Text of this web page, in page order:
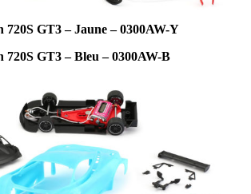
GT3 – Jaune – 0300AW-Y
GT3 – Bleu – 0300AW-B